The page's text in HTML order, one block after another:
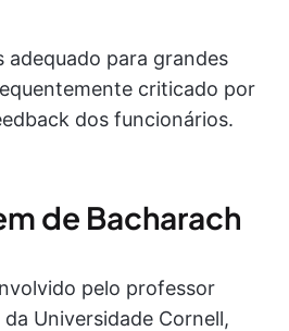
adequado para grandes
criticado por
dos funcionários.
de Bacharach
pelo professor
Universidade Cornell,